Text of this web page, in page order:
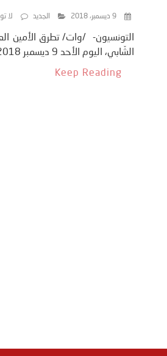
9 ديسمبر، 2018 الجديد لا
التونسيون- /وات/ تطرق الأمين
الشّابي، اليوم الأحد 9 ديسمبر 2018، خلال ندوة نظمها...
Keep Reading